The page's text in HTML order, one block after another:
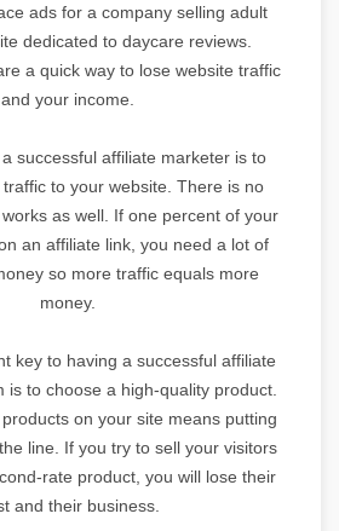
ads for a company selling adult
dedicated to daycare reviews.
a quick way to lose website traffic
and your income.
successful affiliate marketer is to
to your website. There is no
as well. If one percent of your
an affiliate link, you need a lot of
so more traffic equals more
money.
key to having a successful affiliate
is to choose a high-quality product.
on your site means putting
line. If you try to sell your visitors
rate product, you will lose their
and their business.